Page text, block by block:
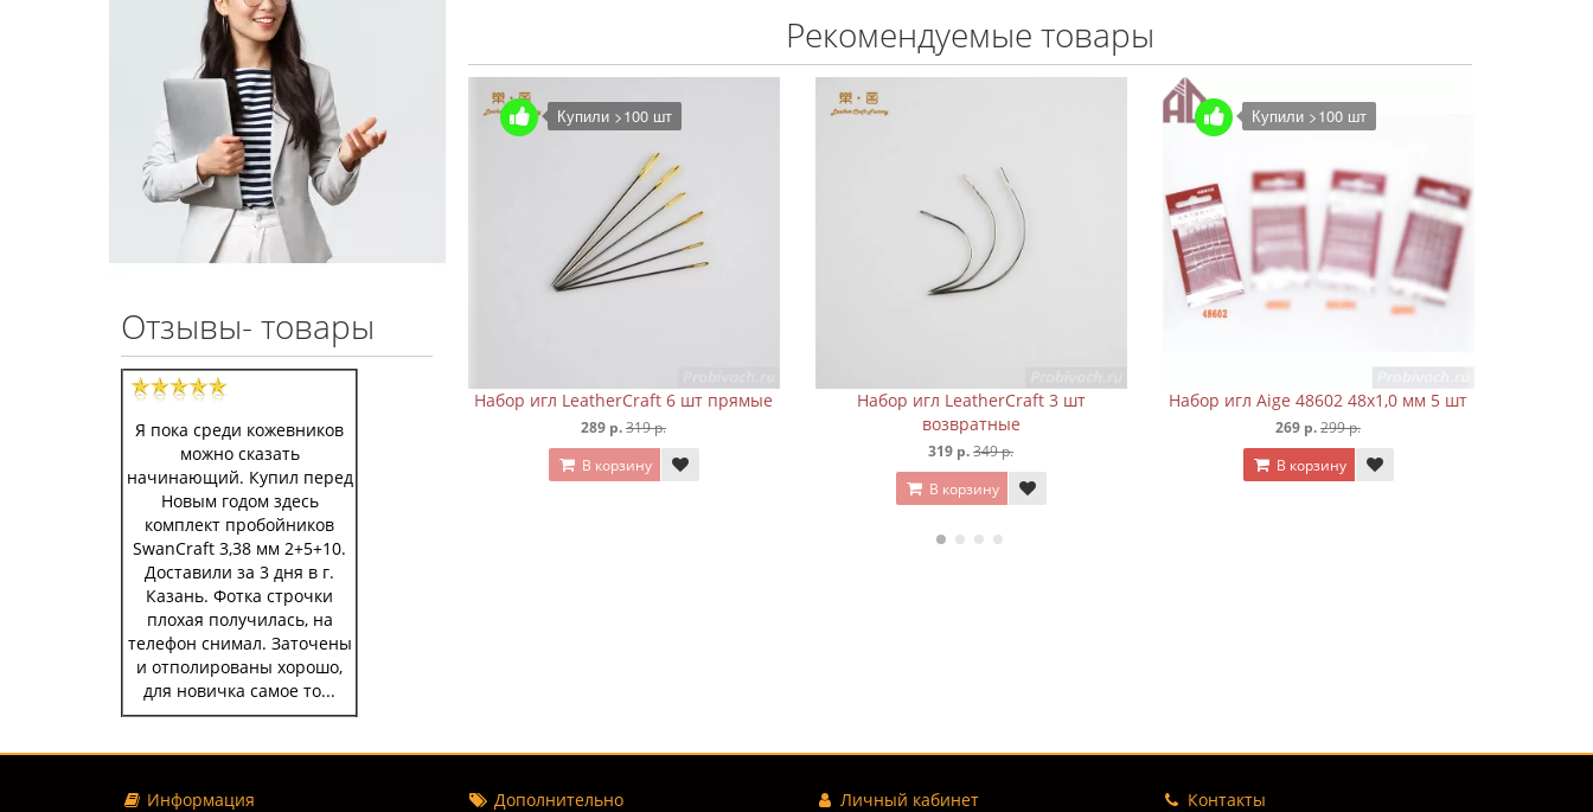
Отзывы- товары
Я пока среди кожевников
можно сказать
начинающий. Купил перед
Новым годом здесь
комплект пробойников
SwanCraft 3,38 мм 2+5+10.
Доставили за 3 дня в г.
Казань. Фотка строчки
плохая получилась, на
телефон снимал. Заточены
и отполированы хорошо,
для новичка самое то...
Рекомендуемые товары
LeatherCraft (John James)
Купили >100 шт
Набор игл LeatherCraft 6 шт прямые
Набор игл LeatherCraft 3 шт
Набор игл Aige 48602 48х1,0 мм 5 шт Набор игл Wuta №1 48х0,9 12
Информация Дополнительно Личный кабинет Контакты